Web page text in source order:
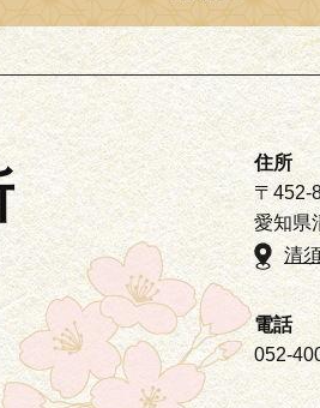
住所
〒452-
愛知県
清
電話
052-